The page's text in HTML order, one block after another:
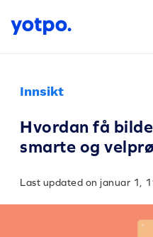
Innsikt
Hvordan få
smarte og
Last updated on januar 1,